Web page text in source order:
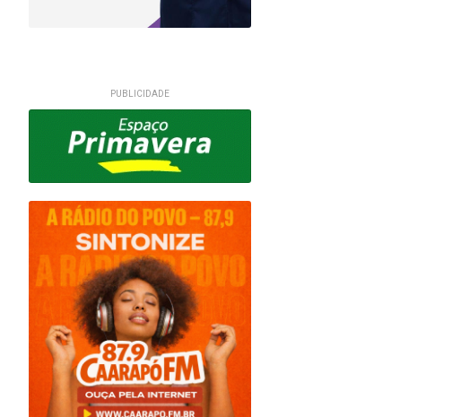
PUBLICIDADE